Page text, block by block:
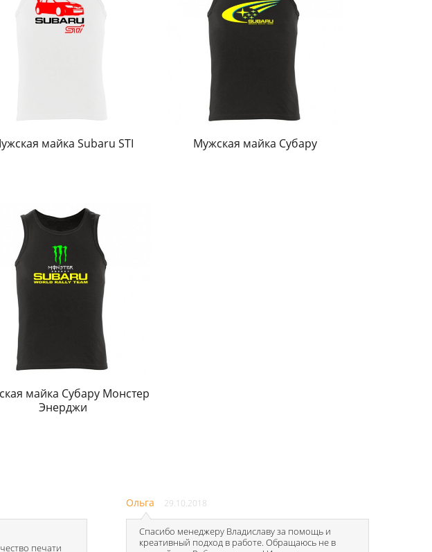
майка Subaru STI Мужская майка Субару
майка Субару Монстер
Энерджи
печати
Ольга 29.10.2018
Спасибо менеджеру Владиславу за помощь и
креативный подход в работе. Обращаюсь не в